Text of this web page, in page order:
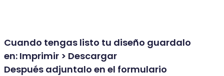
Cuando tengas listo tu diseño guardalo
en: Imprimir > Descargar
Después adjuntalo en el formulario